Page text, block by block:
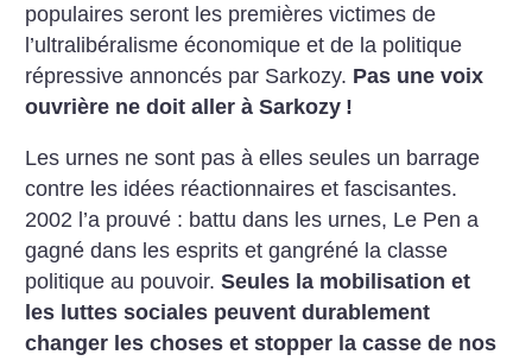
populaires seront les premières victimes de
l’ultralibéralisme économique et de la politique
répressive annoncés par Sarkozy. Pas une voix
ouvrière ne doit aller à Sarkozy !
Les urnes ne sont pas à elles seules un barrage
contre les idées réactionnaires et fascisantes.
2002 l’a prouvé : battu dans les urnes, Le Pen a
gagné dans les esprits et gangréné la classe
politique au pouvoir.Seules la mobilisation et
les luttes sociales peuvent durablement
changer les choses et stopper la casse de nos